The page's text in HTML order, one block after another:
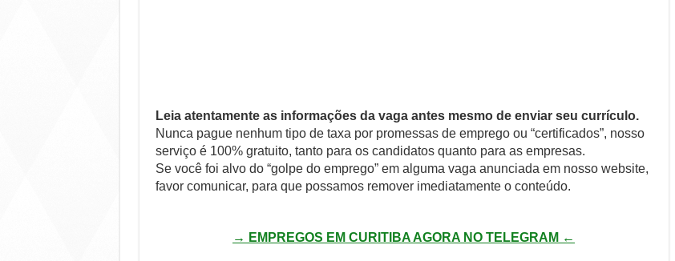
Leia atentamente as informações da vaga antes mesmo de enviar seu currículo.
Nunca pague nenhum tipo de taxa por promessas de emprego ou “certificados”, nosso
serviço é 100% gratuito, tanto para os candidatos quanto para as empresas.
Se você foi alvo do “golpe do emprego” em alguma vaga anunciada em nosso website,
favor comunicar, para que possamos remover imediatamente o conteúdo.
→ EMPREGOS EM CURITIBA AGORA NO TELEGRAM ←